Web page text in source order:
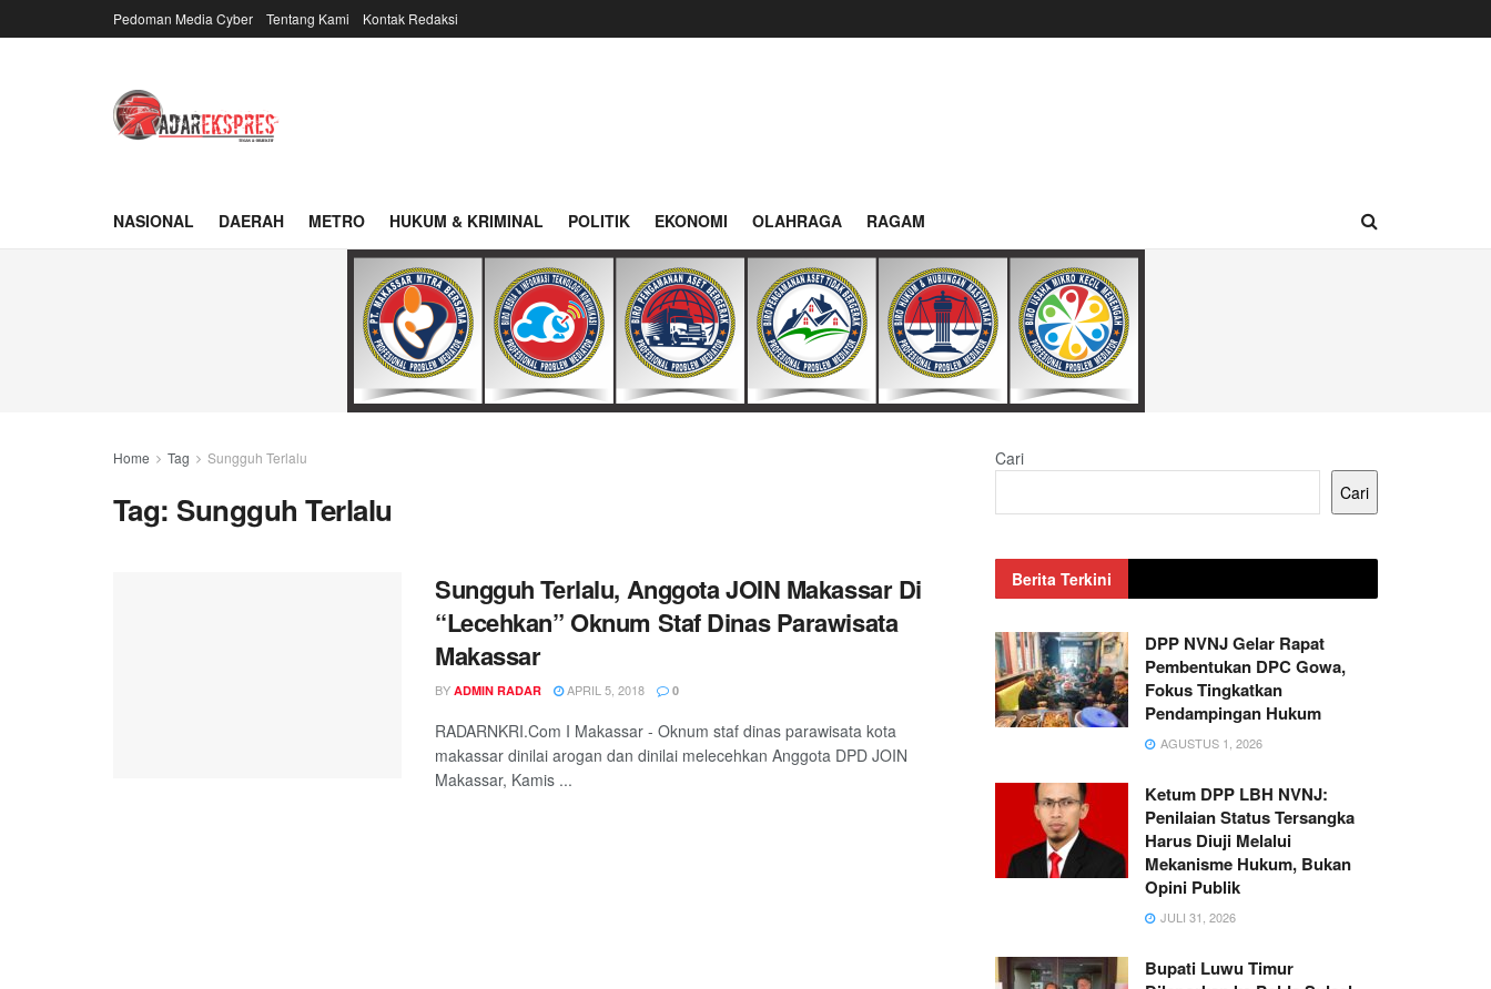
Pedoman Media Cyber Tentang Kami Kontak Redaksi
NASIONAL DAERAH METRO HUKUM & KRIMINAL POLITIK EKONOMI OLAHRAGA RAGAM
Home Tag Sungguh Terlalu
Tag: Sungguh Terlalu
Sungguh Terlalu, Anggota JOIN Makassar Di
“Lecehkan” Oknum Staf Dinas Parawisata
Makassar
BY ADMIN RADAR APRIL 5, 2018 0
RADARNKRI.Com I Makassar - Oknum staf dinas parawisata kota
makassar dinilai arogan dan dinilai melecehkan Anggota DPD JOIN
Makassar, Kamis ...
Cari
Cari
Berita Terkini
DPP NVNJ Gelar Rapat
Pembentukan DPC Gowa,
Fokus Tingkatkan
Pendampingan Hukum
AGUSTUS 1, 2026
Ketum DPP LBH NVNJ:
Penilaian Status Tersangka
Harus Diuji Melalui
Mekanisme Hukum, Bukan
Opini Publik
JULI 31, 2026
Bupati Luwu Timur